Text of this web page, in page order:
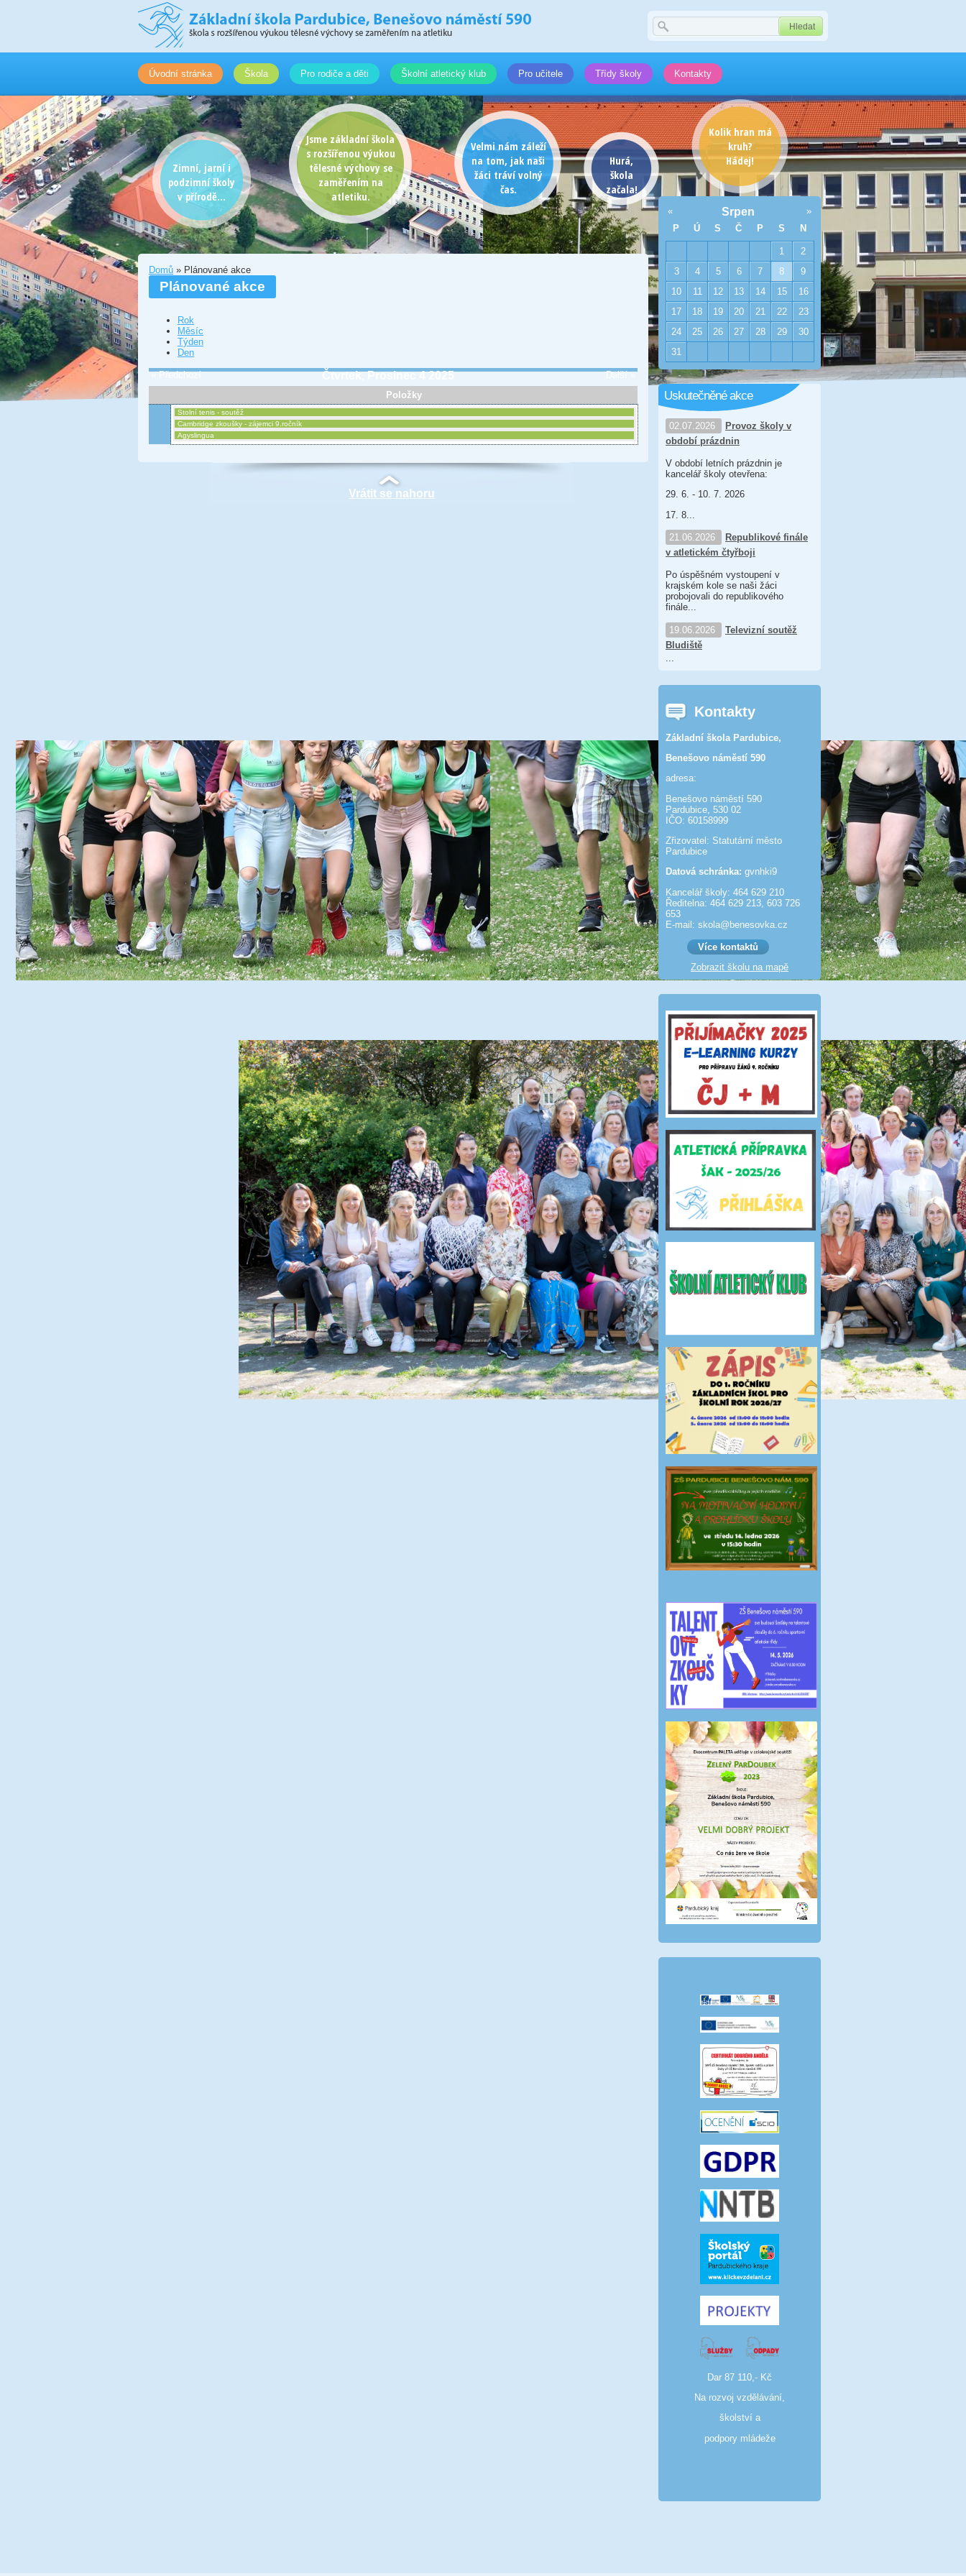
Úvodní stránka Škola Pro rodiče a děti Školní atletický klub Pro učitele Třídy školy Kontakty
Zimní, jarní i
podzimní školy
v přírodě...
Jsme základní škola
s rozšířenou výukou
tělesné výchovy se
zaměřením na
atletiku.
Velmi nám záleží
na tom, jak naši
žáci tráví volný
čas.
Hurá,
škola
začala!
Kolik hran má
kruh?
Hádej!
Domů » Plánované akce
Plánované akce
Rok
Měsíc
Týden
Den
« Předchozí Čtvrtek, Prosinec 4 2025
Další »
Položky
Stolní tenis - soutěž
Cambridge zkoušky - zájemci 9.ročník
Agyslingua
Vrátit se nahoru
« Srpen
»
P
Ú S Č P S N
1
2
3
4 5 6 7 8
9
10
11 12 13 14 15
16
17
18 19 20 21 22
23
24
25 26 27 28 29
30
31
Uskutečněné akce
02.07.2026
Provoz školy v
období prázdnin
V období letních prázdnin je
kancelář školy otevřena:
29. 6. - 10. 7. 2026
17. 8...
21.06.2026
Republikové finále
v atletickém čtyřboji
Po úspěšném vystoupení v
krajském kole se naši žáci
probojovali do republikového
finále...
19.06.2026
Televizní soutěž
Bludiště
Kontakty
Základní škola Pardubice,
Benešovo náměstí 590
adresa:
Benešovo náměstí 590
Pardubice, 530 02
IČO: 60158999
Zřizovatel: Statutární město
Pardubice
Datová schránka: gvnhki9
Kancelář školy: 464 629 210
Ředitelna: 464 629 213, 603 726
653
E-mail: skola@benesov­ka.cz
Více kontaktů
Zobrazit školu na mapě
Dar 87 110,- Kč
Na rozvoj vzdělávání,
školství a
podpory mládeže